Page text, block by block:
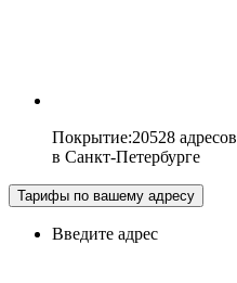
Покрытие:20528 адресов
в Санкт-Петербурге
Тарифы по вашему адресу
Введите адрес